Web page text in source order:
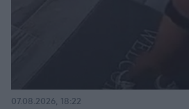
07.08.2026, 18:22